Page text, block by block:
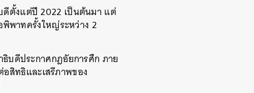
ดีตั้งแต่ปี 2022 เป็นต้นมา แต่
พาทครั้งใหญ่ระหว่าง 2
บดีประกาศกฎอัยการศึก ภาย
อสิทธิและเสรีภาพของ